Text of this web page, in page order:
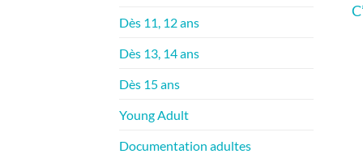
Dès 11, 12 ans
Dès 13, 14 ans
Dès 15 ans
Young Adult
Documentation adultes